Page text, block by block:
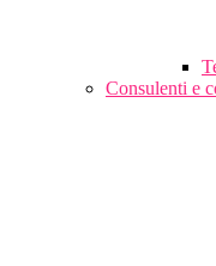
Consulenti e